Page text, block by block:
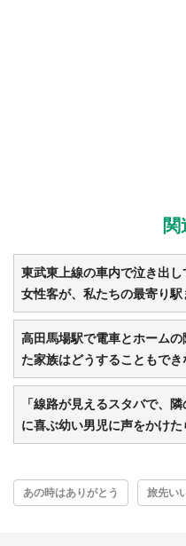
都
東武東上線の車内で泣き出
女性客が、私たちの最寄り
高田馬場駅で電車とホーム
た家族はどうすることもで
「線路が見えるスタバで、
に喜ぶ幼い男児に声をかけ
あの時はありがとう 旅先い